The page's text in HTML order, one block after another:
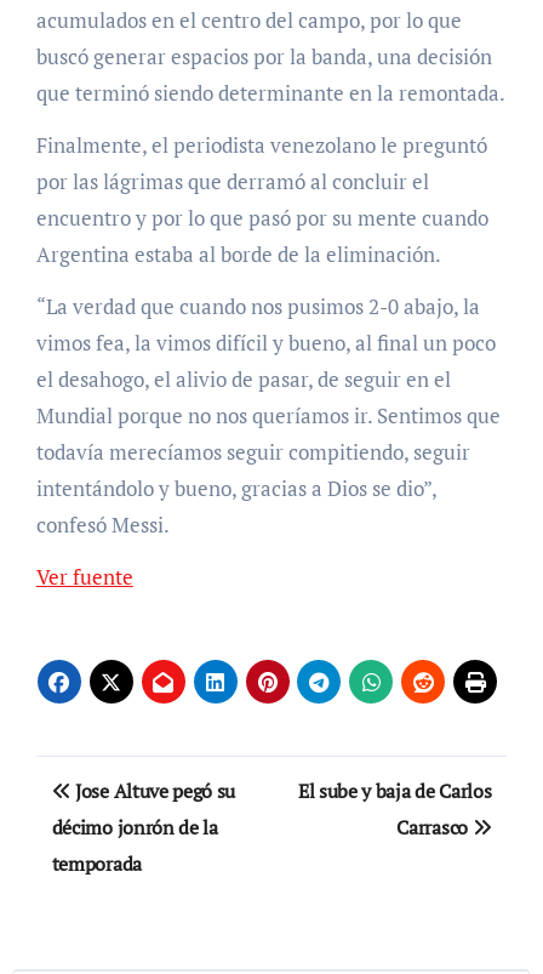
acumulados en el centro del campo, por lo que
buscó generar espacios por la banda, una decisión
que terminó siendo determinante en la remontada.
Finalmente, el periodista venezolano le preguntó
por las lágrimas que derramó al concluir el
encuentro y por lo que pasó por su mente cuando
Argentina estaba al borde de la eliminación.
“La verdad que cuando nos pusimos 2-0 abajo, la
vimos fea, la vimos difícil y bueno, al final un poco
el desahogo, el alivio de pasar, de seguir en el
Mundial porque no nos queríamos ir. Sentimos que
todavía merecíamos seguir compitiendo, seguir
intentándolo y bueno, gracias a Dios se dio”,
confesó Messi.
Ver fuente
Navegación
de
entradas
Jose Altuve pegó su
décimo jonrón de la
temporada
El sube y baja de Carlos
Carrasco